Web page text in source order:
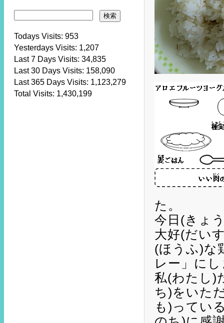
た。
今日(きょ
大好(だい
(ほうふ)な
レー」に
私(わたし)
ち)をいた
も)ってい
Todays Visits: 953
Yesterdays Visits: 1,207
Last 7 Days Visits: 34,835
Last 30 Days Visits: 158,090
Last 365 Days Visits: 1,123,279
Total Visits: 1,430,199